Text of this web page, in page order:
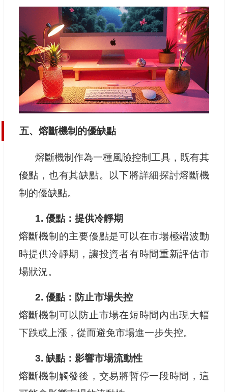
五、熔斷機制的優缺點
熔斷機制作為一種風險控制工具，既有其
優點，也有其缺點。以下將詳細探討熔斷機
制的優缺點。
1. 優點：提供冷靜期
熔斷機制的主要優點是可以在市場極端波動
時提供冷靜期，讓投資者有時間重新評估市
場狀況。
2. 優點：防止市場失控
熔斷機制可以防止市場在短時間內出現大幅
下跌或上漲，從而避免市場進一步失控。
3. 缺點：影響市場流動性
熔斷機制觸發後，交易將暫停一段時間，這